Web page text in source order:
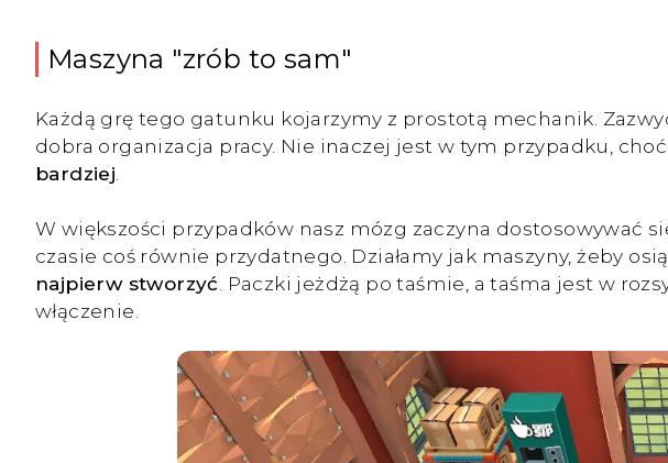
Maszyna "zrób to sam"
Każdą grę tego gatunku kojarzymy z prostotą mechanik.
dobra organizacja pracy. Nie inaczej jest w tym przypadku, choć
bardziej
W większości przypadków nasz mózg zaczyna dostosowywać
czasie coś równie przydatnego. Działamy jak maszyny, żeby
najpierw stworzyć . Paczki jeżdżą po taśmie, a taśma jest w
włączenie.